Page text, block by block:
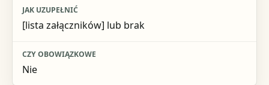
[lista załączników] lub brak
Nie